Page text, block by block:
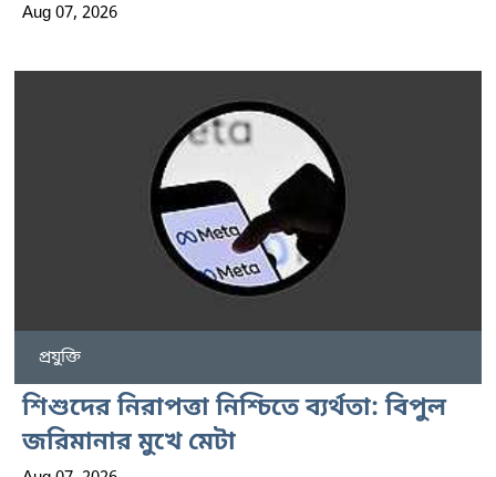
Aug 07, 2026
প্রযুক্তি
শিশুদের নিরাপত্তা নিশ্চিতে ব্যর্থতা: বিপুল
জরিমানার মুখে মেটা